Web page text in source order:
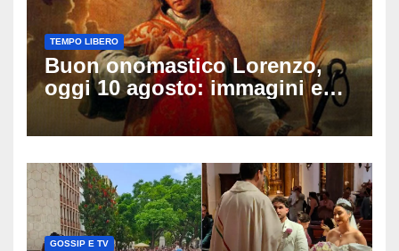
TEMPO LIBERO
Buon onomastico Lorenzo,
oggi 10 agosto: immagini e
gif di auguri da condividere
sui social
GOSSIP E TV